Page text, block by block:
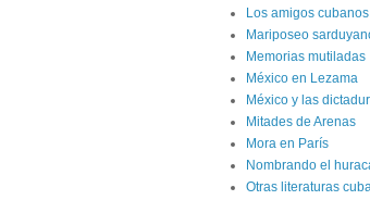
Los amigos
Mariposeo
Memorias mutiladas
México en Lezama
México y las
Mitades de Arenas
Mora en París
Nombrando el
Otras literaturas